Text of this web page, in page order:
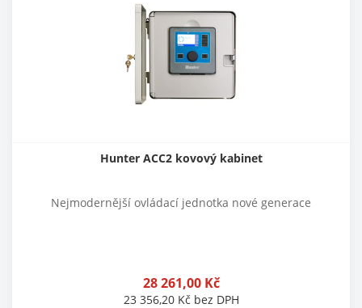
Hunter ACC2 kovový kabinet
Nejmodernější ovládací jednotka nové generace
28 261,00 Kč
23 356,20 Kč bez DPH